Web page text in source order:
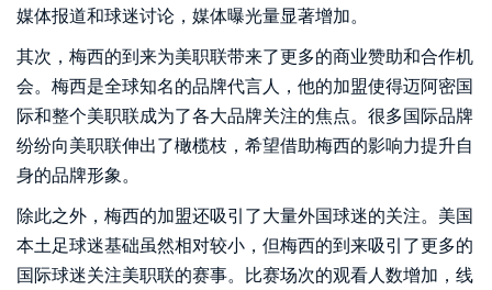
媒体报道和球迷讨论，媒体曝光量显著增加。
其次，梅西的到来为美职联带来了更多的商业赞助和合作机
会。梅西是全球知名的品牌代言人，他的加盟使得迈阿密国
际和整个美职联成为了各大品牌关注的焦点。很多国际品牌
纷纷向美职联伸出了橄榄枝，希望借助梅西的影响力提升自
身的品牌形象。
除此之外，梅西的加盟还吸引了大量外国球迷的关注。美国
本土足球迷基础虽然相对较小，但梅西的到来吸引了更多的
国际球迷关注美职联的赛事。比赛场次的观看人数增加，线